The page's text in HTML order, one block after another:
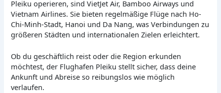
Pleiku operieren, sind VietJet Air, Bamboo Airways und
Vietnam Airlines. Sie bieten regelmäßige Flüge nach Ho-
Chi-Minh-Stadt, Hanoi und Da Nang, was Verbindungen zu
größeren Städten und internationalen Zielen erleichtert.
Ob du geschäftlich reist oder die Region erkunden
möchtest, der Flughafen Pleiku stellt sicher, dass deine
Ankunft und Abreise so reibungslos wie möglich
verlaufen.